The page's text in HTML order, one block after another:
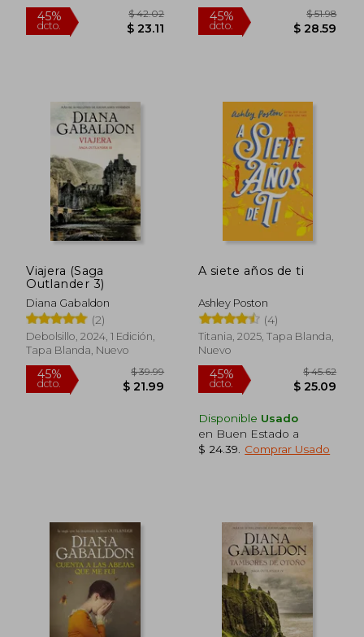
dcto. $ 36.83
Viajera (Saga
Outlander 3)
Diana Gabaldon
(2)
Debolsillo, 2024, 1 Edición,
Tapa Blanda, Nuevo
A siete años de ti
Ashley Poston
(4)
Titania, 2025, Tapa Blanda,
Nuevo
Disponible Usado
en Buen Estado a
$ 24.39
Comprar Usado